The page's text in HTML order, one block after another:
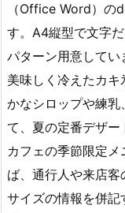
（Office Word）の
す。A4縦型で文字
パターン用意してい
美味しく冷えたカ
かなシロップや練乳
て、夏の定番デザ
カフェの季節限定
ば、通行人や来店
サイズの情報を併記